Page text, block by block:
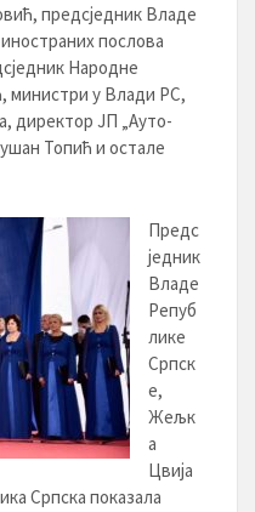
предсједник Владе
послова
Народне
министри у Влади РС,
директор ЈП „Ауто-
Топић и остале
Предс
једник
Владе
Репуб
лике
Српск
е,
Жељк
а
Цвија
Српска показала